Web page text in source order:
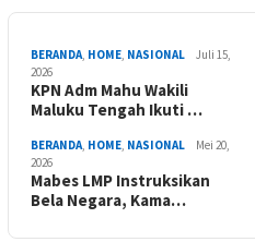
BERANDA, HOME, NASIONAL
Juli 15,
2026
KPN Adm Mahu Wakili
Maluku Tengah Ikuti …
BERANDA, HOME, NASIONAL
Mei 20,
2026
Mabes LMP Instruksikan
Bela Negara, Kama…